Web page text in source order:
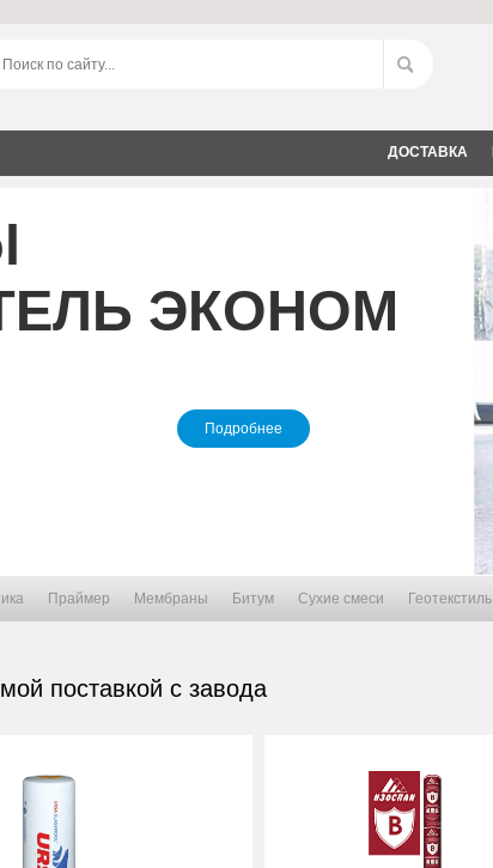
ДОСТАВКА
ЭКОНОМ
Подробнее
Праймер Мембраны Битум Сухие смеси Геотекстиль
поставкой с завода